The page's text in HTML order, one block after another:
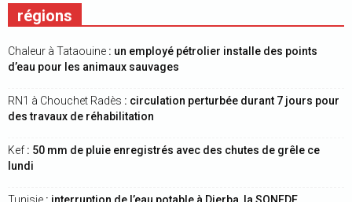
régions
Chaleur à Tataouine : un employé pétrolier installe des points
d’eau pour les animaux sauvages
RN1 à Chouchet Radès : circulation perturbée durant 7 jours pour
des travaux de réhabilitation
Kef : 50 mm de pluie enregistrés avec des chutes de grêle ce
lundi